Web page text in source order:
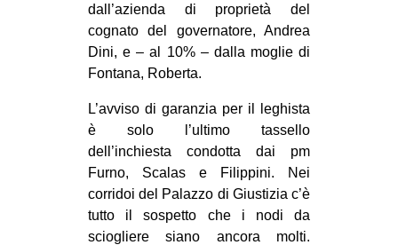
MUSICA
RECENSIONI
INTERNAZIONALE
AFRICA
ESTREMO ORIENTE
EUROPA
MEDIO ORIENTE
dall’azienda di proprietà del
cognato del governatore, Andrea
Dini, e – al 10% – dalla moglie di
Fontana, Roberta.
L’avviso di garanzia per il leghista
è solo l’ultimo tassello
dell’inchiesta condotta dai pm
Furno, Scalas e Filippini. Nei
corridoi del Palazzo di Giustizia c’è
tutto il sospetto che i nodi da
sciogliere siano ancora molti.